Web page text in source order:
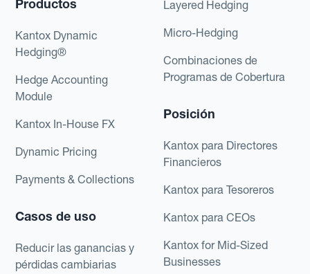
Productos
Kantox Dynamic
Hedging®
Hedge Accounting
Module
Kantox In-House FX
Dynamic Pricing
Payments & Collections
Casos de uso
Reducir las ganancias y
pérdidas cambiarias
Layered Hedging
Micro-Hedging
Combinaciones de
Programas de Cobertura
Posición
Kantox para Directores
Financieros
Kantox para Tesoreros
Kantox para CEOs
Kantox for Mid-Sized
Businesses